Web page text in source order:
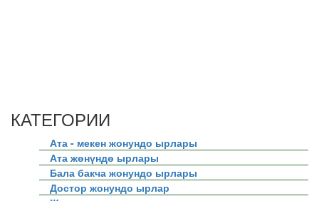
КАТЕГОРИИ
Ата - мекен жонундо ырлары
Ата жөнүндө ырлары
Бала бакча жонундо ырлары
Достор жонундо ырлар